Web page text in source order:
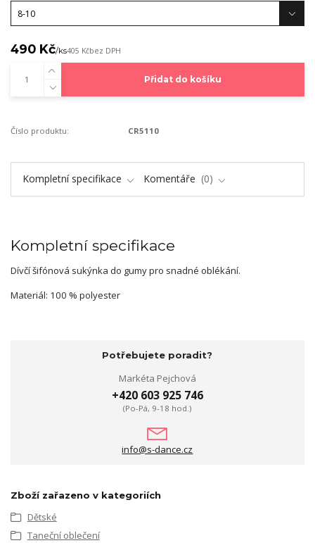
490 Kč/ks405 Kčbez DPH
Přidat do košíku
Číslo produktu: CR5110
Kompletní specifikace Komentáře 0
Kompletní specifikace
Dívčí šifónová sukýnka do gumy pro snadné oblékání.
Materiál: 100 % polyester
Potřebujete poradit?
Markéta Pejchová
+420 603 925 746
(Po-Pá, 9-18 hod.)
info@s-dance.cz
Zboží zařazeno v kategoriích
Dětské
Taneční oblečení